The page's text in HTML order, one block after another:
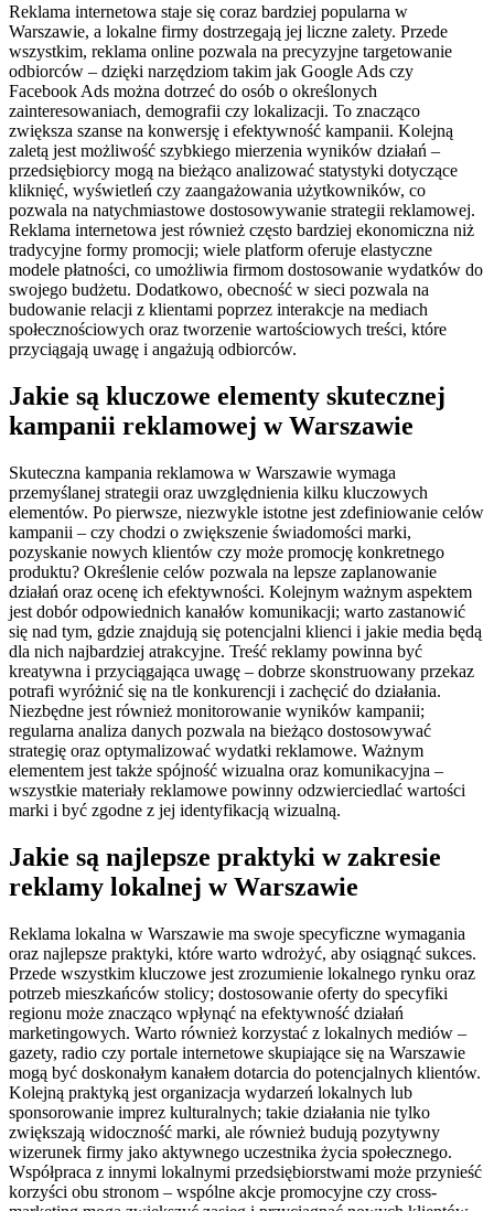
Reklama internetowa staje się coraz bardziej popularna w
Warszawie, a lokalne firmy dostrzegają jej liczne zalety. Przede
wszystkim, reklama online pozwala na precyzyjne targetowanie
odbiorców – dzięki narzędziom takim jak Google Ads czy
Facebook Ads można dotrzeć do osób o określonych
zainteresowaniach, demografii czy lokalizacji. To znacząco
zwiększa szanse na konwersję i efektywność kampanii. Kolejną
zaletą jest możliwość szybkiego mierzenia wyników działań –
przedsiębiorcy mogą na bieżąco analizować statystyki dotyczące
kliknięć, wyświetleń czy zaangażowania użytkowników, co
pozwala na natychmiastowe dostosowywanie strategii reklamowej.
Reklama internetowa jest również często bardziej ekonomiczna niż
tradycyjne formy promocji; wiele platform oferuje elastyczne
modele płatności, co umożliwia firmom dostosowanie wydatków do
swojego budżetu. Dodatkowo, obecność w sieci pozwala na
budowanie relacji z klientami poprzez interakcje na mediach
społecznościowych oraz tworzenie wartościowych treści, które
przyciągają uwagę i angażują odbiorców.
Jakie są kluczowe elementy skutecznej
kampanii reklamowej w Warszawie
Skuteczna kampania reklamowa w Warszawie wymaga
przemyślanej strategii oraz uwzględnienia kilku kluczowych
elementów. Po pierwsze, niezwykle istotne jest zdefiniowanie celów
kampanii – czy chodzi o zwiększenie świadomości marki,
pozyskanie nowych klientów czy może promocję konkretnego
produktu? Określenie celów pozwala na lepsze zaplanowanie
działań oraz ocenę ich efektywności. Kolejnym ważnym aspektem
jest dobór odpowiednich kanałów komunikacji; warto zastanowić
się nad tym, gdzie znajdują się potencjalni klienci i jakie media będą
dla nich najbardziej atrakcyjne. Treść reklamy powinna być
kreatywna i przyciągająca uwagę – dobrze skonstruowany przekaz
potrafi wyróżnić się na tle konkurencji i zachęcić do działania.
Niezbędne jest również monitorowanie wyników kampanii;
regularna analiza danych pozwala na bieżąco dostosowywać
strategię oraz optymalizować wydatki reklamowe. Ważnym
elementem jest także spójność wizualna oraz komunikacyjna –
wszystkie materiały reklamowe powinny odzwierciedlać wartości
marki i być zgodne z jej identyfikacją wizualną.
Jakie są najlepsze praktyki w zakresie
reklamy lokalnej w Warszawie
Reklama lokalna w Warszawie ma swoje specyficzne wymagania
oraz najlepsze praktyki, które warto wdrożyć, aby osiągnąć sukces.
Przede wszystkim kluczowe jest zrozumienie lokalnego rynku oraz
potrzeb mieszkańców stolicy; dostosowanie oferty do specyfiki
regionu może znacząco wpłynąć na efektywność działań
marketingowych. Warto również korzystać z lokalnych mediów –
gazety, radio czy portale internetowe skupiające się na Warszawie
mogą być doskonałym kanałem dotarcia do potencjalnych klientów.
Kolejną praktyką jest organizacja wydarzeń lokalnych lub
sponsorowanie imprez kulturalnych; takie działania nie tylko
zwiększają widoczność marki, ale również budują pozytywny
wizerunek firmy jako aktywnego uczestnika życia społecznego.
Współpraca z innymi lokalnymi przedsiębiorstwami może przynieść
korzyści obu stronom – wspólne akcje promocyjne czy cross-